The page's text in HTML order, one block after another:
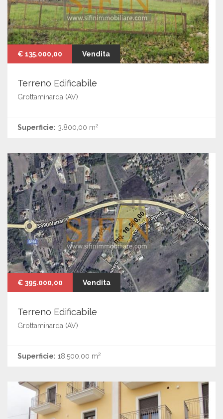
€ 135.000,00 Vendita
Terreno Edificabile
Grottaminarda (AV)
Superficie: 3.800,00 m2
€ 395.000,00 Vendita
Terreno Edificabile
Grottaminarda (AV)
Superficie: 18.500,00 m2